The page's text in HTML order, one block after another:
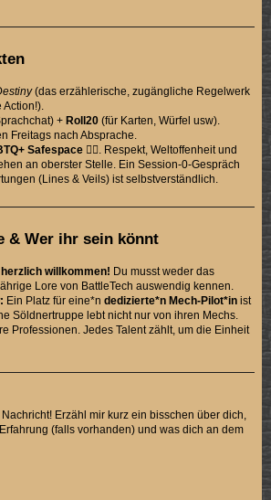
(das erzählerische, zugängliche Regelwerk
Action!).
+Roll20 (für Karten, Würfel usw).
Freitags nach Absprache.
Safespace 🏳️‍🌈. Respekt, Weltoffenheit und
an oberster Stelle. Ein Session-0-Gespräch
(Lines & Veils) ist selbstverständlich.
& Wer ihr sein könnt
willkommen! Du musst weder das
Lore von BattleTech auswendig kennen.
Ein Platz für eine*ndedizierte*n Mech-Pilot*in ist
Söldnertruppe lebt nicht nur von ihren Mechs.
Professionen. Jedes Talent zählt, um die Einheit
Erzähl mir kurz ein bisschen über dich,
(falls vorhanden) und was dich an dem